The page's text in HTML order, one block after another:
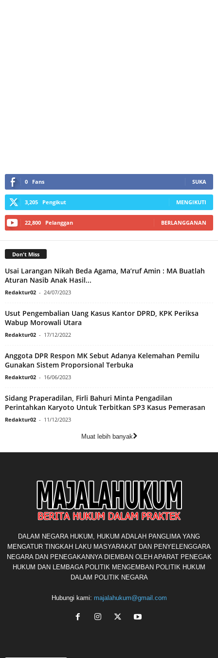
0 Fans SUKA
3,205 Pengikut MENGIKUTI
22,800 Pelanggan BERLANGGANAN
Don't Miss
Usai Larangan Nikah Beda Agama, Ma’ruf Amin : MA Buatlah
Aturan Nasib Anak Hasil...
Redaktur02 - 24/07/2023
Usut Pengembalian Uang Kasus Kantor DPRD, KPK Periksa
Wabup Morowali Utara
Redaktur02 - 17/12/2022
Anggota DPR Respon MK Sebut Adanya Kelemahan Pemilu
Gunakan Sistem Proporsional Terbuka
Redaktur02 - 16/06/2023
Sidang Praperadilan, Firli Bahuri Minta Pengadilan
Perintahkan Karyoto Untuk Terbitkan SP3 Kasus Pemerasan
Redaktur02 - 11/12/2023
Muat lebih banyak
DALAM NEGARA HUKUM, HUKUM ADALAH PANGLIMA YANG
MENGATUR TINGKAH LAKU MASYARAKAT DAN PENYELENGGARA
NEGARA DAN PENEGAKANNYA DIEMBAN OLEH APARAT PENEGAK
HUKUM DAN LEMBAGA POLITIK MENGEMBAN POLITIK HUKUM
DALAM POLITIK NEGARA
Hubungi kami: majalahukum@gmail.com